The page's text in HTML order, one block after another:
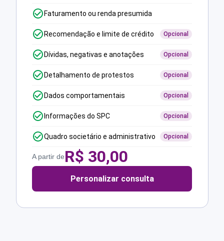
Faturamento ou renda presumida
Recomendação e limite de crédito Opcional
Dívidas, negativas e anotações Opcional
Detalhamento de protestos Opcional
Dados comportamentais Opcional
Informações do SPC Opcional
Quadro societário e administrativo Opcional
A partir deR$ 30,00
Personalizar consulta